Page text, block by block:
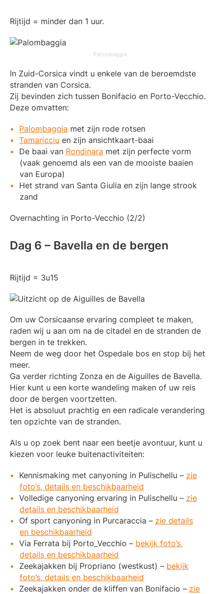
Rijtijd = minder dan 1 uur.
Palombaggia
In Zuid-Corsica vindt u enkele van de beroemdste
stranden van Corsica.
Zij bevinden zich tussen Bonifacio en Porto-Vecchio.
Deze omvatten:
Palombaggia met zijn rode rotsen
Tamaricciu en zijn ansichtkaart-baai
De baai van Rondinara met zijn perfecte vorm
(vaak genoemd als een van de mooiste baaien
van Europa)
Het strand van Santa Giulia en zijn lange strook
zand
Overnachting in Porto-Vecchio (2/2)
Dag 6 – Bavella en de bergen
Rijtijd = 3u15
Om uw Corsicaanse ervaring compleet te maken,
raden wij u aan om na de citadel en de stranden de
bergen in te trekken.
Neem de weg door het Ospedale bos en stop bij het
meer.
Ga verder richting Zonza en de Aiguilles de Bavella.
Hier kunt u een korte wandeling maken of uw reis
door de bergen voortzetten.
Het is absoluut prachtig en een radicale verandering
ten opzichte van de stranden.
Als u op zoek bent naar een beetje avontuur, kunt u
kiezen voor leuke buitenactiviteiten:
Kennismaking met canyoning in Pulischellu – zie
foto’s, details en beschikbaarheid
Volledige canyoning ervaring in Pulischellu – zie
details en beschikbaarheid
Of sport canyoning in Purcaraccia – zie details
en beschikbaarheid
Via Ferrata bij Porto_Vecchio – bekijk foto’s,
details en beschikbaarheid
Zeekajakken bij Propriano (westkust) – bekijk
foto’s, details en beschikbaarheid
Zeekajakken onder de kliffen van Bonifacio – zie